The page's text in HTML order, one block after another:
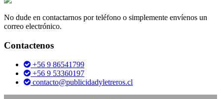
No dude en contactarnos por teléfono o simplemente envíenos un
correo electrónico.
Contactenos
+56 9 86541799
+56 9 53360197
contacto@publicidadyletreros.cl